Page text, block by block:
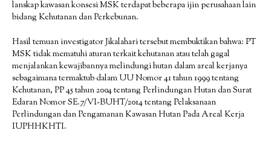
lanskap kawasan konsesi MSK terdapat beberapa ijin perusahaan lain
bidang Kehutanan dan Perkebunan.
Hasil temuan investigator Jikalahari tersebut membuktikan bahwa: PT
MSK tidak mematuhi aturan terkait kehutanan atau telah gagal
menjalankan kewajibannya melindungi hutan dalam areal kerjanya
sebagaimana termaktub dalam UU Nomor 41 tahun 1999 tentang
Kehutanan, PP 45 tahun 2004 tentang Perlindungan Hutan dan Surat
Edaran Nomor SE.7/VI-BUHT/2014 tentang Pelaksanaan
Perlindungan dan Pengamanan Kawasan Hutan Pada Areal Kerja
IUPHHKHTI.